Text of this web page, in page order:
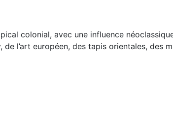
colonial, avec une influence
l’art européen, des tapis orientales, des